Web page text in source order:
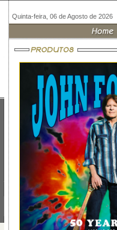
Quinta-feira, 06 de Agosto de 2026